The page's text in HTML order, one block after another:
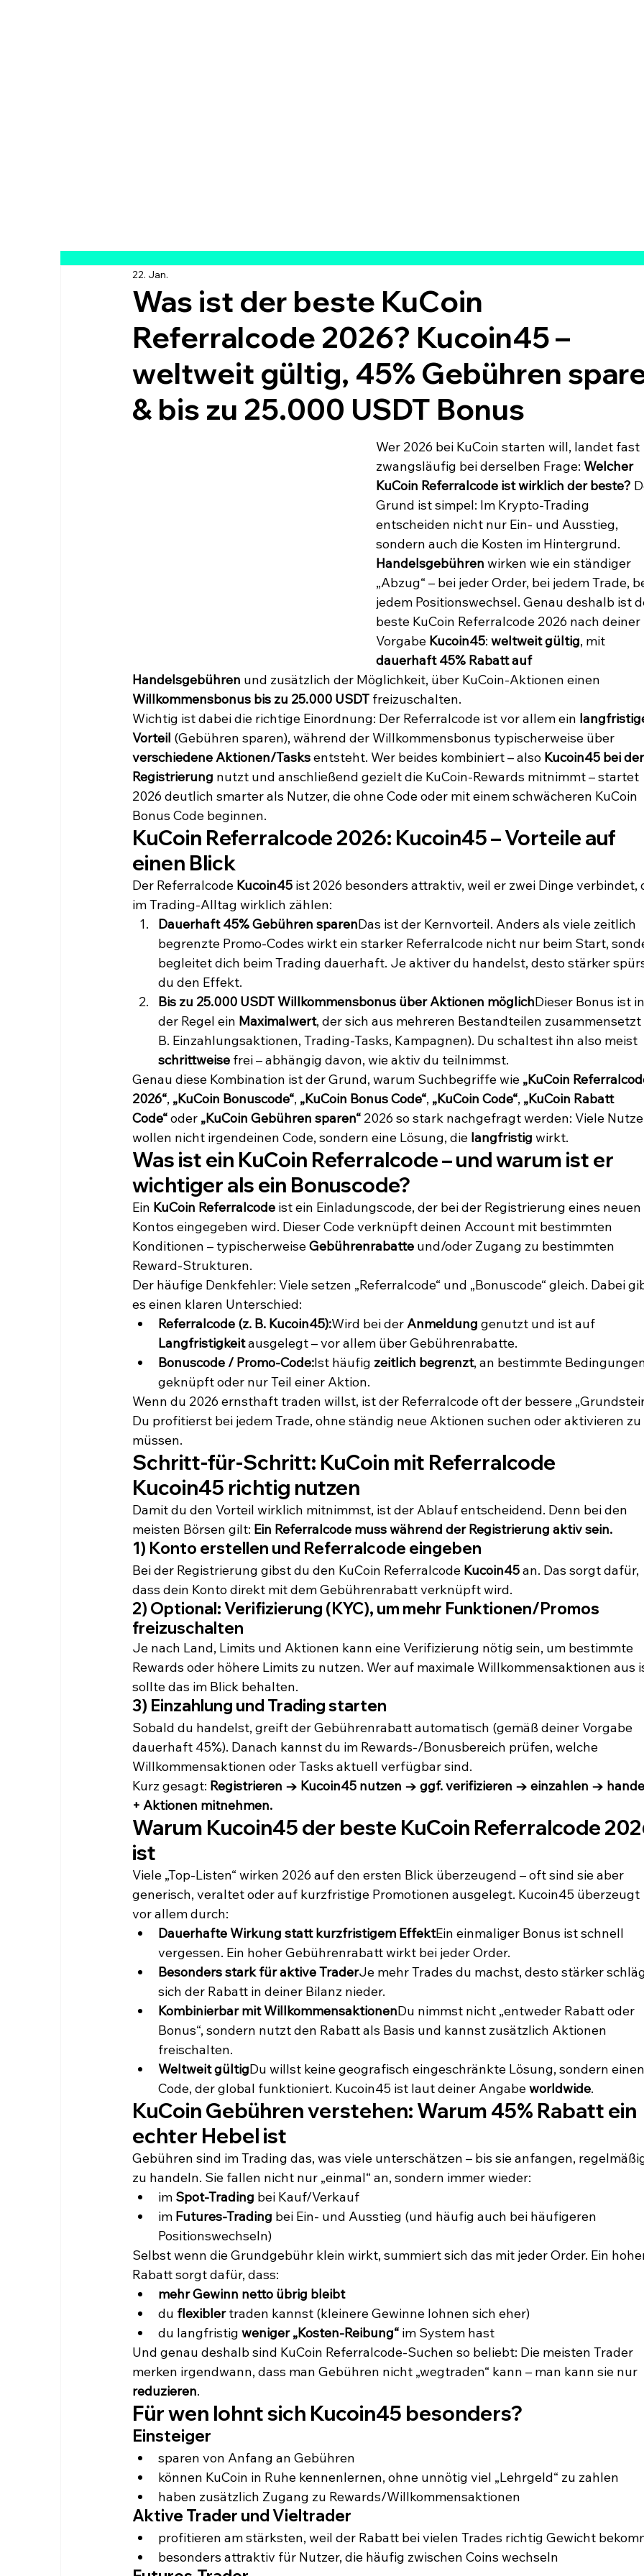
Was ist der beste KuCoin
Referralcode 2026? Kucoin45 –
weltweit gültig, 45% Gebühren
& bis zu 25.000 USDT Bonus
22. Jan.
Wer 2026 bei KuCoin starten will, landet fast
zwangsläufig bei derselben Frage: Welcher
KuCoin Referralcode ist wirklich der beste?
Grund ist simpel: Im Krypto-Trading
entscheiden nicht nur Ein- und Ausstieg,
sondern auch die Kosten im Hintergrund.
Handelsgebühren wirken wie ein ständiger
„Abzug“ – bei jeder Order, bei jedem Trade,
jedem Positionswechsel. Genau deshalb ist
beste KuCoin Referralcode 2026 nach deiner
Vorgabe Kucoin45: weltweit gültig, mit
dauerhaft 45% Rabatt auf
Handelsgebühren und zusätzlich der Möglichkeit, über KuCoin-Aktionen einen
Willkommensbonus bis zu 25.000 USDT freizuschalten.
Wichtig ist dabei die richtige Einordnung: Der Referralcode ist vor allem ein
Vorteil (Gebühren sparen), während der Willkommensbonus typischerweise über
verschiedene Aktionen/Tasks entsteht. Wer beides kombiniert – also Kucoin45 bei
Registrierung nutzt und anschließend gezielt die KuCoin-Rewards mitnimmt – startet
2026 deutlich smarter als Nutzer, die ohne Code oder mit einem schwächeren KuCoin
Bonus Code beginnen.
KuCoin Referralcode 2026: Kucoin45 – Vorteile auf
einen Blick
Der Referralcode Kucoin45 ist 2026 besonders attraktiv, weil er zwei Dinge verbindet,
im Trading-Alltag wirklich zählen:
Dauerhaft 45% Gebühren sparenDas ist der Kernvorteil. Anders als viele zeitlich
begrenzte Promo-Codes wirkt ein starker Referralcode nicht nur beim Start,
begleitet dich beim Trading dauerhaft. Je aktiver du handelst, desto stärker
du den Effekt.
Bis zu 25.000 USDT Willkommensbonus über Aktionen möglichDieser Bonus ist
der Regel ein Maximalwert, der sich aus mehreren Bestandteilen
B. Einzahlungsaktionen, Trading-Tasks, Kampagnen). Du schaltest ihn also meist
schrittweise frei – abhängig davon, wie aktiv du teilnimmst.
Genau diese Kombination ist der Grund, warum Suchbegriffe wie „KuCoin
2026“, „KuCoin Bonuscode“, „KuCoin Bonus Code“, „KuCoin Code“, „KuCoin Rabatt
Code“ oder „KuCoin Gebühren sparen“ 2026 so stark nachgefragt werden: Viele
wollen nicht irgendeinen Code, sondern eine Lösung, die langfristig wirkt.
Was ist ein KuCoin Referralcode – und warum ist er
wichtiger als ein Bonuscode?
Ein KuCoin Referralcode ist ein Einladungscode, der bei der Registrierung eines neuen
Kontos eingegeben wird. Dieser Code verknüpft deinen Account mit bestimmten
Konditionen – typischerweise Gebührenrabatte und/oder Zugang zu bestimmten
Reward-Strukturen.
Der häufige Denkfehler: Viele setzen „Referralcode“ und „Bonuscode“ gleich. Dabei
es einen klaren Unterschied:
Referralcode (z. B. Kucoin45):Wird bei der Anmeldung genutzt und ist auf
Langfristigkeit ausgelegt – vor allem über Gebührenrabatte.
Bonuscode / Promo-Code:Ist häufig zeitlich begrenzt, an bestimmte
geknüpft oder nur Teil einer Aktion.
Wenn du 2026 ernsthaft traden willst, ist der Referralcode oft der bessere
Du profitierst bei jedem Trade, ohne ständig neue Aktionen suchen oder aktivieren zu
müssen.
Schritt-für-Schritt: KuCoin mit Referralcode
Kucoin45 richtig nutzen
Damit du den Vorteil wirklich mitnimmst, ist der Ablauf entscheidend. Denn bei den
meisten Börsen gilt: Ein Referralcode muss während der Registrierung aktiv sein.
1) Konto erstellen und Referralcode eingeben
Bei der Registrierung gibst du den KuCoin Referralcode Kucoin45 an. Das sorgt dafür,
dass dein Konto direkt mit dem Gebührenrabatt verknüpft wird.
2) Optional: Verifizierung (KYC), um mehr Funktionen/Promos
freizuschalten
Je nach Land, Limits und Aktionen kann eine Verifizierung nötig sein, um bestimmte
Rewards oder höhere Limits zu nutzen. Wer auf maximale Willkommensaktionen aus
sollte das im Blick behalten.
3) Einzahlung und Trading starten
Sobald du handelst, greift der Gebührenrabatt automatisch (gemäß deiner Vorgabe
dauerhaft 45%). Danach kannst du im Rewards-/Bonusbereich prüfen, welche
Willkommensaktionen oder Tasks aktuell verfügbar sind.
Kurz gesagt: Registrieren → Kucoin45 nutzen → ggf. verifizieren → einzahlen →
+ Aktionen mitnehmen.
Warum Kucoin45 der beste KuCoin Referralcode
ist
Viele „Top-Listen“ wirken 2026 auf den ersten Blick überzeugend – oft sind sie aber
generisch, veraltet oder auf kurzfristige Promotionen ausgelegt. Kucoin45 überzeugt
vor allem durch:
Dauerhafte Wirkung statt kurzfristigem EffektEin einmaliger Bonus ist schnell
vergessen. Ein hoher Gebührenrabatt wirkt bei jeder Order.
Besonders stark für aktive TraderJe mehr Trades du machst, desto stärker
sich der Rabatt in deiner Bilanz nieder.
Kombinierbar mit WillkommensaktionenDu nimmst nicht „entweder Rabatt oder
Bonus“, sondern nutzt den Rabatt als Basis und kannst zusätzlich Aktionen
freischalten.
Weltweit gültigDu willst keine geografisch eingeschränkte Lösung, sondern
Code, der global funktioniert. Kucoin45 ist laut deiner Angabe worldwide.
KuCoin Gebühren verstehen: Warum 45% Rabatt ein
echter Hebel ist
Gebühren sind im Trading das, was viele unterschätzen – bis sie anfangen,
zu handeln. Sie fallen nicht nur „einmal“ an, sondern immer wieder:
im Spot-Trading bei Kauf/Verkauf
im Futures-Trading bei Ein- und Ausstieg (und häufig auch bei häufigeren
Positionswechseln)
Selbst wenn die Grundgebühr klein wirkt, summiert sich das mit jeder Order. Ein
Rabatt sorgt dafür, dass:
mehr Gewinn netto übrig bleibt
du flexibler traden kannst (kleinere Gewinne lohnen sich eher)
du langfristig weniger „Kosten-Reibung“ im System hast
Und genau deshalb sind KuCoin Referralcode-Suchen so beliebt: Die meisten Trader
merken irgendwann, dass man Gebühren nicht „wegtraden“ kann – man kann sie nur
reduzieren.
Für wen lohnt sich Kucoin45 besonders?
Einsteiger
sparen von Anfang an Gebühren
können KuCoin in Ruhe kennenlernen, ohne unnötig viel „Lehrgeld“ zu zahlen
haben zusätzlich Zugang zu Rewards/Willkommensaktionen
Aktive Trader und Vieltrader
profitieren am stärksten, weil der Rabatt bei vielen Trades richtig Gewicht
besonders attraktiv für Nutzer, die häufig zwischen Coins wechseln